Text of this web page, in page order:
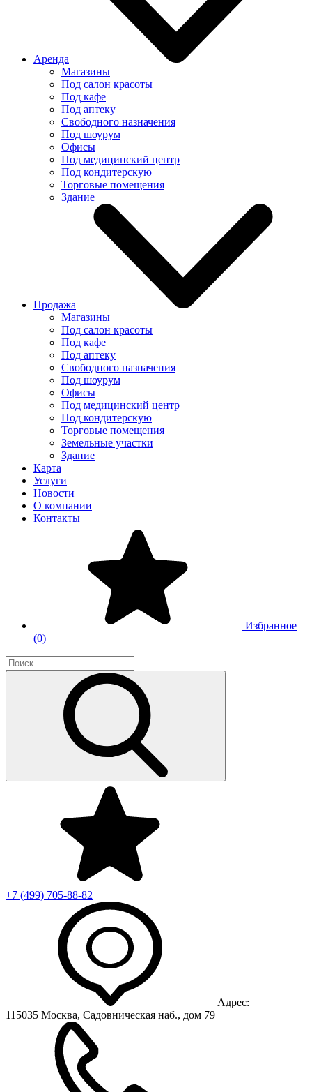
Аренда
Магазины
Под салон красоты
Под кафе
Под аптеку
Свободного назначения
Под шоурум
Офисы
Под медицинский центр
Под кондитерскую
Торговые помещения
Здание
Продажа
Магазины
Под салон красоты
Под кафе
Под аптеку
Свободного назначения
Под шоурум
Офисы
Под медицинский центр
Под кондитерскую
Торговые помещения
Земельные участки
Здание
Карта
Услуги
Новости
О компании
Контакты
Избранное
(0)
+7 (499) 705-88-82
Адрес:
115035 Москва, Садовническая наб., дом 79